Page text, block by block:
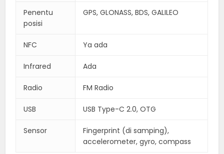
Penentu
posisi
GPS, GLONASS, BDS, GALILEO
NFC Ya ada
Infrared Ada
Radio FM Radio
USB USB Type-C 2.0, OTG
Sensor
Fingerprint (di samping),
accelerometer, gyro, compass